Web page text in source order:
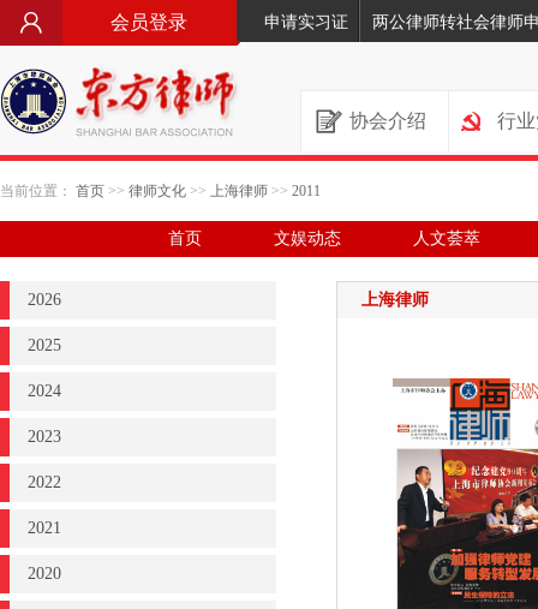
会员登录 申请实习证 两公律师转社会律师
协会介绍 行
当前位置： 首页 >> 律师文化 >> 上海律师 >> 2011
首页 文娱动态 人文荟萃
2026
2025
2024
2023
2022
2021
2020
上海律师